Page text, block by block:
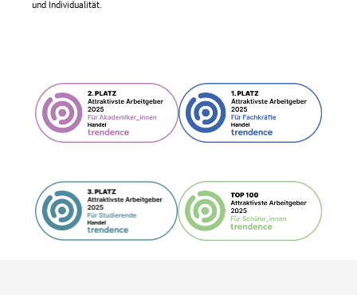
und Individualität.